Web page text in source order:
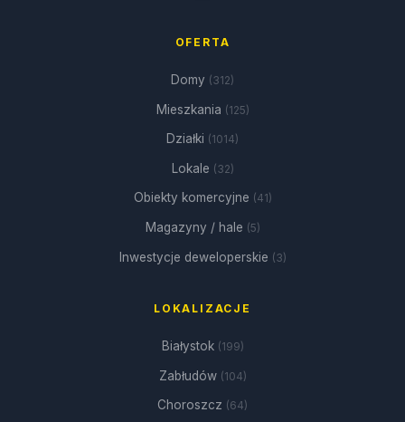
OFERTA
Domy (312)
Mieszkania (125)
Działki (1014)
Lokale (32)
Obiekty komercyjne (41)
Magazyny / hale (5)
Inwestycje deweloperskie (3)
LOKALIZACJE
Białystok (199)
Zabłudów (104)
Choroszcz (64)